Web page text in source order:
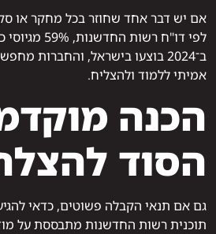
אם יש דבר אחד שחוזר בכל מחקר או
לפי דו"ח רשות
ב־2024 בוצעו בישראל, והחברות
אמיתי ללמוד ולהצליח.
הכנה
הסוד
גם אם תנאי הקבלה פשוטים, כדאי
תוכנית רשות החדשנות מתבססת על